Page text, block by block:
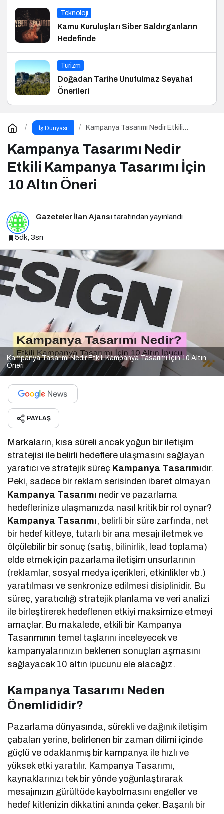
Teknoloji
Kamu Kuruluşları Siber Saldırganların
Hedefinde
Turizm
Doğadan Tarihe Unutulmaz Seyahat
Önerileri
İş Dünyası
Kampanya Tasarımı Nedir Etkili
Kampanya Tasarımı Nedir
Etkili Kampanya Tasarımı İçin
10 Altın Öneri
Gazeteler İlan Ajansı tarafından yayınlandı
5dk, 3sn
Kampanya Tasarımı Nedir Etkili Kampanya Tasarımı İçin 10 Altın
Öneri
PAYLAŞ
Markaların, kısa süreli ancak yoğun bir iletişim
stratejisi ile belirli hedeflere ulaşmasını sağlayan
yaratıcı ve stratejik süreç Kampanya Tasarımıdır.
Peki, sadece bir reklam serisinden ibaret olmayan
Kampanya Tasarımı nedir ve pazarlama
hedeflerinize ulaşmanızda nasıl kritik bir rol oynar?
Kampanya Tasarımı, belirli bir süre zarfında, net
bir hedef kitleye, tutarlı bir ana mesajı iletmek ve
ölçülebilir bir sonuç (satış, bilinirlik, lead toplama)
elde etmek için pazarlama iletişim unsurlarının
(reklamlar, sosyal medya içerikleri, etkinlikler vb.)
yaratılması ve senkronize edilmesi disiplinidir. Bu
süreç, yaratıcılığı stratejik planlama ve veri analizi
ile birleştirerek hedeflenen etkiyi maksimize etmeyi
amaçlar. Bu makalede, etkili bir Kampanya
Tasarımının temel taşlarını inceleyecek ve
kampanyalarınızın beklenen sonuçları aşmasını
sağlayacak 10 altın ipucunu ele alacağız.
Kampanya Tasarımı Neden
Önemlididir?
Pazarlama dünyasında, sürekli ve dağınık iletişim
çabaları yerine, belirlenen bir zaman dilimi içinde
güçlü ve odaklanmış bir kampanya ile hızlı ve
yüksek etki yaratılır. Kampanya Tasarımı,
kaynaklarınızı tek bir yönde yoğunlaştırarak
mesajınızın gürültüde kaybolmasını engeller ve
hedef kitlenizin dikkatini anında çeker. Başarılı bir